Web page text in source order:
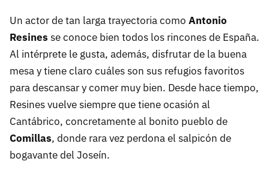
Un actor de tan larga trayectoria como Antonio
Resines se conoce bien todos los rincones de España.
Al intérprete le gusta, además, disfrutar de la buena
mesa y tiene claro cuáles son sus refugios favoritos
para descansar y comer muy bien. Desde hace tiempo,
Resines vuelve siempre que tiene ocasión al
Cantábrico, concretamente al bonito pueblo de
Comillas, donde rara vez perdona el salpicón de
bogavantedel Joseín.